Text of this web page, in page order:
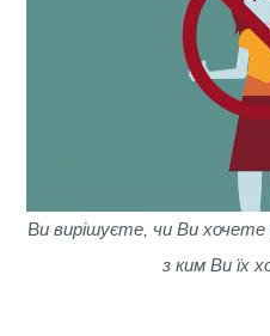
Bи вирішуєте, чи Ви хочете
з ким Ви їх